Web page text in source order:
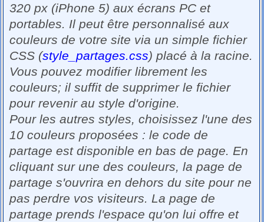
320 px (iPhone 5) aux écrans PC et
portables. Il peut être personnalisé aux
couleurs de votre site via un simple fichier
CSS (style_partages.css) placé à la racine.
Vous pouvez modifier librement les
couleurs; il suffit de supprimer le fichier
pour revenir au style d'origine.
Pour les autres styles, choisissez l'une des
10 couleurs proposées : le code de
partage est disponible en bas de page. En
cliquant sur une des couleurs, la page de
partage s'ouvrira en dehors du site pour ne
pas perdre vos visiteurs. La page de
partage prends l'espace qu'on lui offre et